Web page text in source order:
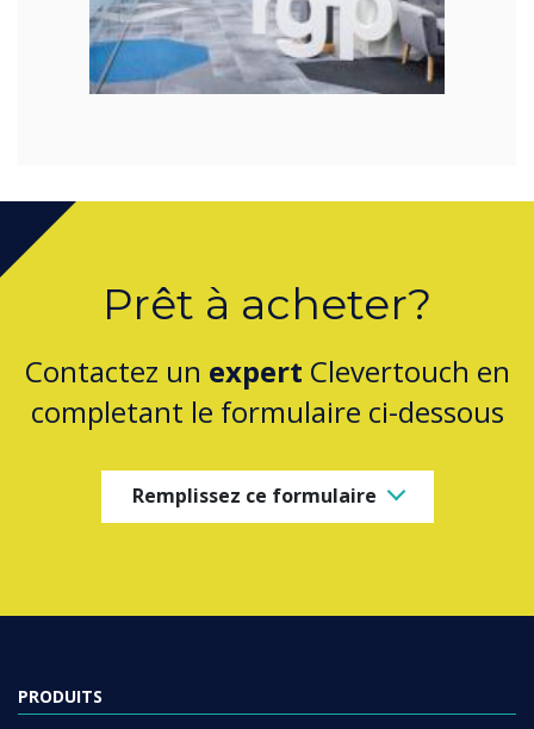
Prêt à acheter?
Contactez un expert Clevertouch en
completant le formulaire ci-dessous
Remplissez ce formulaire
PRODUITS